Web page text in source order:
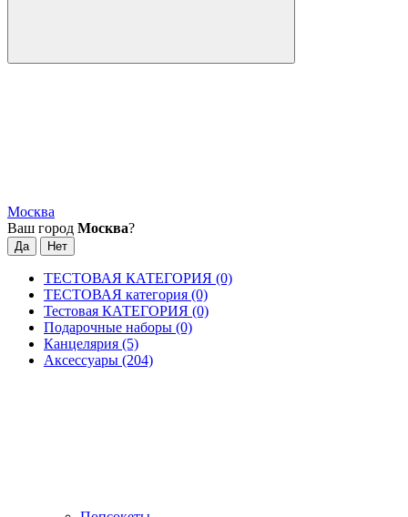
Москва
Ваш город Москва?
ТЕСТОВАЯ КАТЕГОРИЯ (0)
ТЕСТОВАЯ категория (0)
Тестовая КАТЕГОРИЯ (0)
Подарочные наборы (0)
Канцелярия (5)
Аксессуары (204)